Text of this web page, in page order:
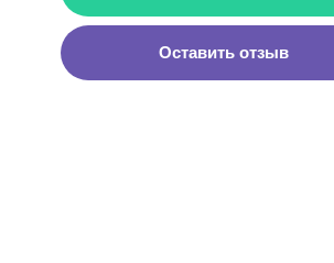
Оставить отзыв